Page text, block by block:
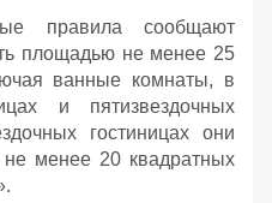
правила сообщают
площадью не менее 25
ванные комнаты, в
и пятизвездочных
гостиницах они
менее 20 квадратных